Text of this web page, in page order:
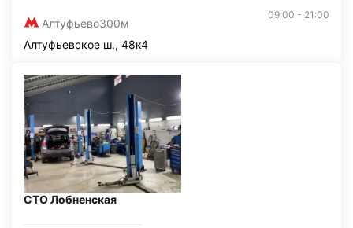
Алтуфьево300м
09:00 - 21:00
Алтуфьевское ш., 48к4
СТО Лобненская